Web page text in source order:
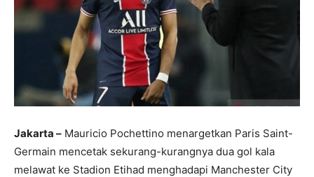
Jakarta – Mauricio Pochettino menargetkan Paris Saint-
Germain mencetak sekurang-kurangnya dua gol kala
melawat ke Stadion Etihad menghadapi Manchester City